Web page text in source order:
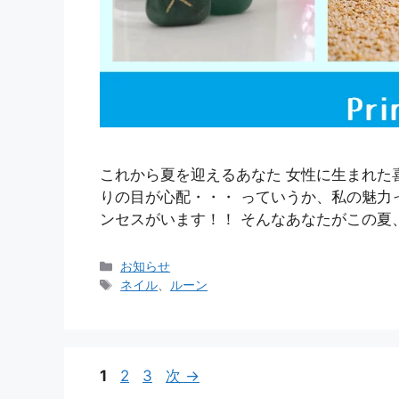
これから夏を迎えるあなた 女性に生まれ
りの目が心配・・・ っていうか、私の魅
ンセスがいます！！ そんなあなたがこの夏
カ
テ
お知らせ
タ
ネイル ルーン
ペ
1
ペ
2
ペ
3 次 →